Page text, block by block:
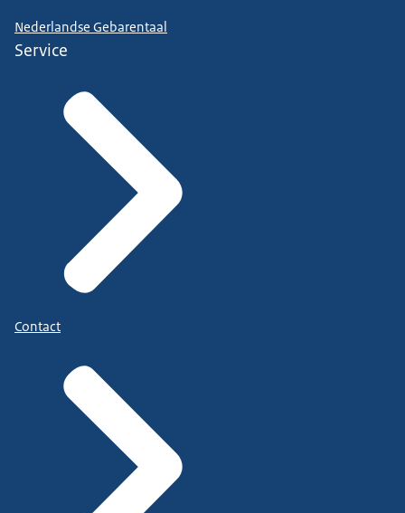
Nederlandse Gebarentaal
Service
Contact